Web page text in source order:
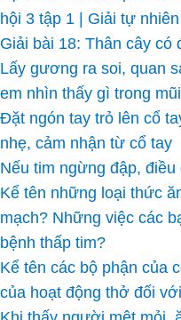
hội 3 tập 1 | Giải tự
Giải bài 18: Thân cây có
Lấy gương ra soi, quan
em nhìn thấy gì trong
Đặt ngón tay trỏ lên cổ
nhẹ, cảm nhận từ cổ tay
Nếu tim ngừng đập, điều
Kể tên những loại thức
mạch? Những việc các
bệnh thấp tim?
Kể tên các bộ phận của
của hoạt động thở đối